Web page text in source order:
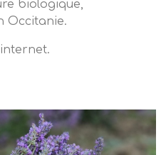
biologique,
Occitanie.